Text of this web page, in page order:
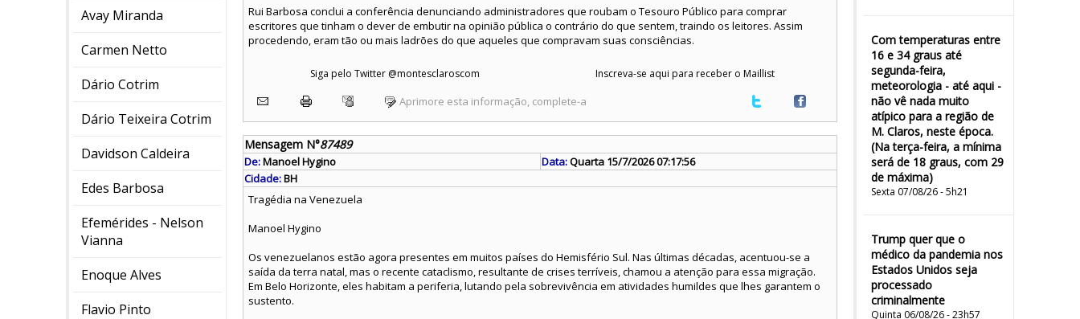
Avay Miranda
Carmen Netto
Dário Cotrim
Dário Teixeira Cotrim
Davidson Caldeira
Edes Barbosa
Efemérides - Nelson
Vianna
Enoque Alves
Flavio Pinto
Com temperaturas entre
16 e 34 graus até
segunda-feira,
meteorologia - até aqui -
não vê nada muito
atípico para a região de
M. Claros, neste época.
(Na terça-feira, a mínima
será de 18 graus, com 29
de máxima)
Sexta 07/08/26 - 5h21
Trump quer que o
médico da pandemia nos
Estados Unidos seja
processado
criminalmente
Quinta 06/08/26 - 23h57
Rui Barbosa conclui a conferência denunciando administradores que roubam o Tesouro Público para comprar
escritores que tinham o dever de embutir na opinião pública o contrário do que sentem, traindo os leitores. Assim
procedendo, eram tão ou mais ladrões do que aqueles que compravam suas consciências.
Siga pelo Twitter @montesclaroscom Inscreva-se aqui para receber o Maillist
Aprimore esta informação, complete-a
Mensagem N°87489
De:Manoel Hygino Data:Quarta 15/7/2026 07:17:56
Cidade:BH
Tragédia na Venezuela
Manoel Hygino
Os venezuelanos estão agora presentes em muitos países do Hemisfério Sul. Nas últimas décadas, acentuou-se a
saída da terra natal, mas o recente cataclismo, resultante de crises terríveis, chamou a atenção para essa migração.
Em Belo Horizonte, eles habitam a periferia, lutando pela sobrevivência em atividades humildes que lhes garantem o
sustento.